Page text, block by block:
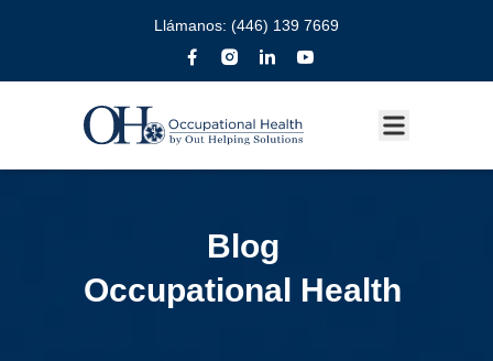
Llámanos: (446) 139 7669
Blog
Occupational Health